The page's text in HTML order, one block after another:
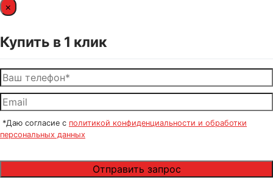
×
Купить в 1 клик
*Даю согласие с политикой конфиденциальности и обработки
персональных данных